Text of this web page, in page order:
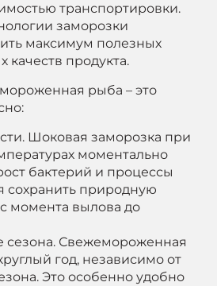
транспортировки.
заморозки
максимум полезных
качеств продукта.
рыба – это
Шоковая заморозка при
моментально
бактерий и процессы
сохранить природную
момента вылова до
сезона. Свежемороженная
год, независимо от
Это особенно удобно